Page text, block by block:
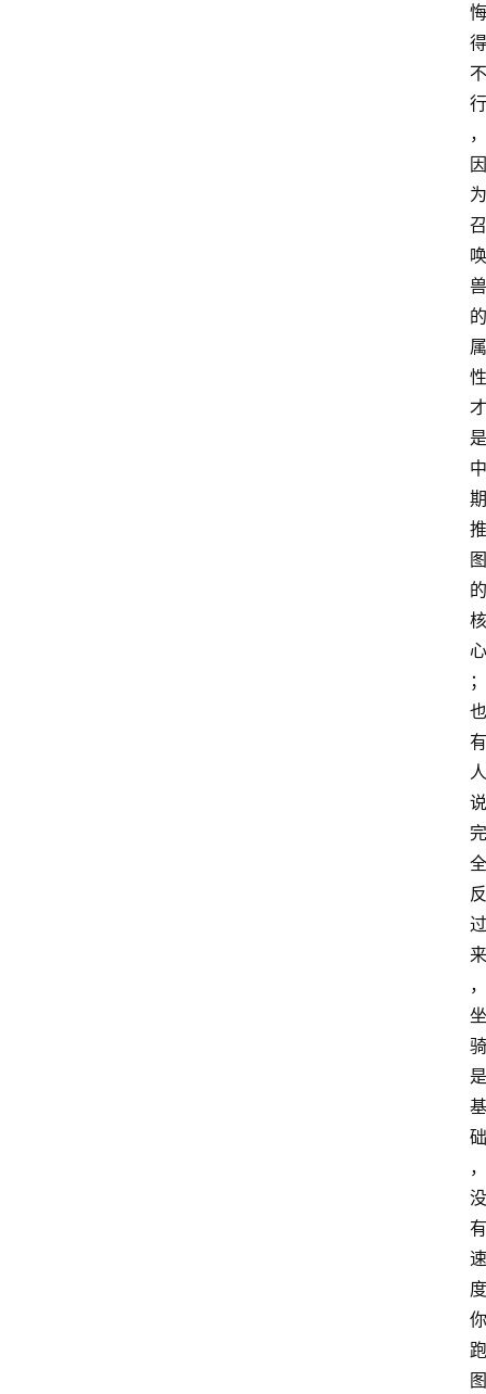
悔
得
不
行
，
因
为
召
唤
兽
的
属
性
才
是
中
期
推
图
的
核
心
；
也
有
人
说
完
全
反
过
来
，
坐
骑
是
基
础
，
没
有
速
度
你
跑
图